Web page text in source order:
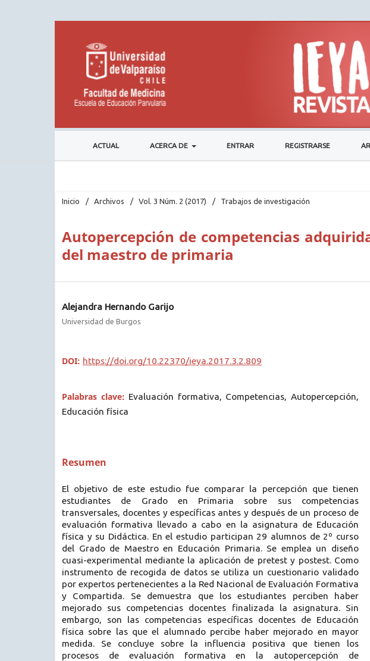
ACTUAL ACERCA DE ENTRAR REGISTRARSE
Inicio / Archivos / Vol. 3 Núm. 2 (2017) / Trabajos de investigación
Autopercepción de competencias
del maestro de primaria
Alejandra Hernando Garijo
Universidad de Burgos
DOI: https://doi.org/10.22370/ieya.2017.3.2.809
Palabras clave: Evaluación formativa, Competencias, Autopercepción,
Educación física
Resumen
El objetivo de este estudio fue comparar la percepción que tienen
estudiantes de Grado en Primaria sobre sus competencias
transversales, docentes y específicas antes y después de un proceso de
evaluación formativa llevado a cabo en la asignatura de Educación
física y su Didáctica. En el estudio participan 29 alumnos de 2º curso
del Grado de Maestro en Educación Primaria. Se emplea un diseño
cuasi-experimental mediante la aplicación de pretest y postest. Como
instrumento de recogida de datos se utiliza un cuestionario validado
por expertos pertenecientes a la Red Nacional de Evaluación Formativa
y Compartida. Se demuestra que los estudiantes perciben haber
mejorado sus competencias docentes finalizada la asignatura. Sin
embargo, son las competencias específicas docentes de Educación
física sobre las que el alumnado percibe haber mejorado en mayor
medida. Se concluye sobre la influencia positiva que tienen los
procesos de evaluación formativa en la autopercepción de